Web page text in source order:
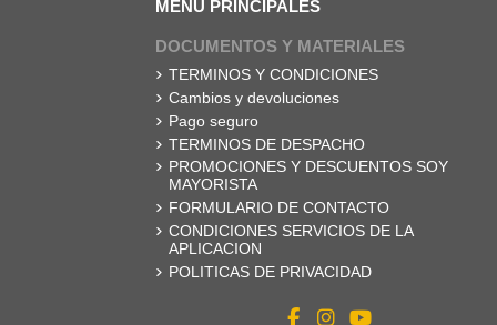
MENU PRINCIPALES
DOCUMENTOS Y MATERIALES
TERMINOS Y CONDICIONES
Cambios y devoluciones
Pago seguro
TERMINOS DE DESPACHO
PROMOCIONES Y DESCUENTOS SOY
MAYORISTA
FORMULARIO DE CONTACTO
CONDICIONES SERVICIOS DE LA
APLICACION
POLITICAS DE PRIVACIDAD